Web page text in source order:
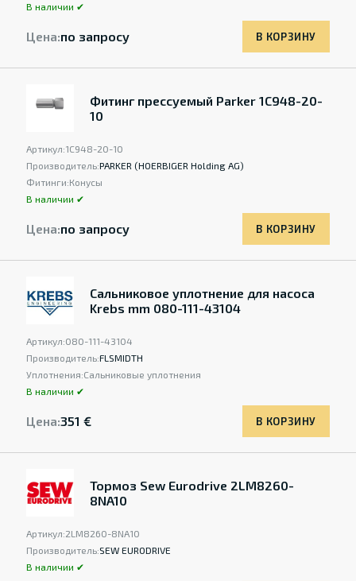
В наличии ✔
Цена:по запросу В КОРЗИНУ
Фитинг прессуемый Parker 1C948-20-
10
Артикул:1C948-20-10
Производитель:PARKER (HOERBIGER Holding AG)
Фитинги:Конусы
В наличии ✔
Цена:по запросу В КОРЗИНУ
Сальниковое уплотнение для насоса
Krebs mm 080-111-43104
Артикул:080-111-43104
Производитель:FLSMIDTH
Уплотнения:Сальниковые уплотнения
В наличии ✔
Цена:351 € В КОРЗИНУ
Тормоз Sew Eurodrive 2LM8260-
8NA10
Артикул:2LM8260-8NA10
Производитель:SEW EURODRIVE
В наличии ✔